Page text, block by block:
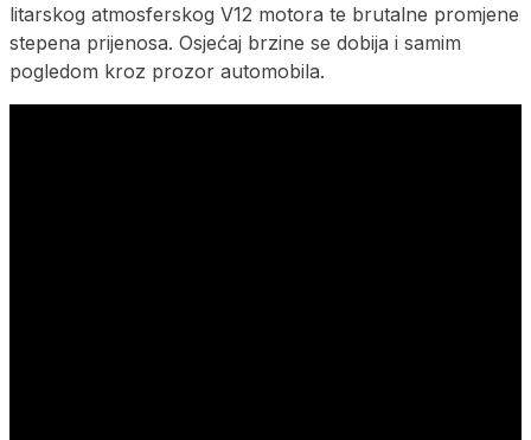
litarskog atmosferskog V12 motora te brutalne promjene
stepena prijenosa. Osjećaj brzine se dobija i samim
pogledom kroz prozor automobila.